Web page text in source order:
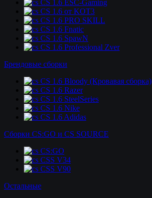
CS 1.6 ESC-Gaming
CS 1.6 от KOT3
CS 1.6 PRO SKILL
CS 1.6 Fnatic
CS 1.6 SpawN
CS 1.6 Professional Zver
Брендовые сборки
CS 1.6 Bloody (Кровавая сборка)
CS 1.6 Razer
CS 1.6 SteelSeries
CS 1.6 Nike
CS 1.6 Adidas
Сборки CS:GO и CS SOURCE
CS:GO
CSS V34
CSS V90
Остальные